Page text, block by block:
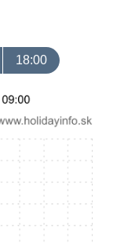
18:00